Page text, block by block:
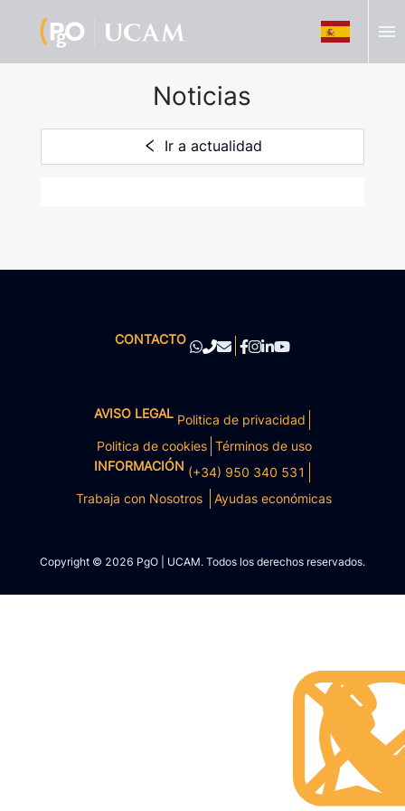
menu
Noticias
Ir a actualidad
CONTACTO
AVISO LEGAL Politica de privacidad
Politica de cookies Términos de uso
INFORMACIÓN (+34) 950 340 531
Trabaja con Nosotros
Ayudas económicas
Copyright © 2026 PgO | UCAM. Todos los derechos reservados.